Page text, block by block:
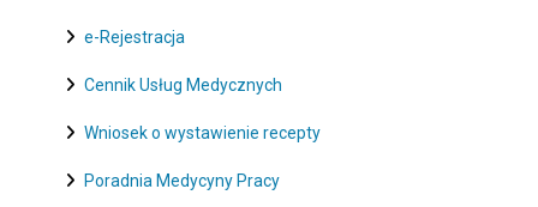
e-Rejestracja
Cennik Usług Medycznych
Wniosek o wystawienie recepty
Poradnia Medycyny Pracy